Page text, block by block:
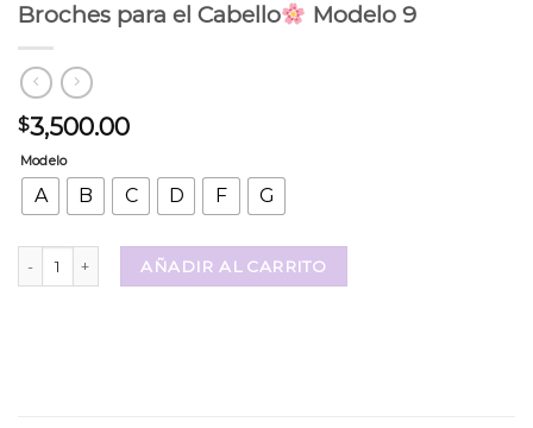
Broches para el Cabello Modelo 9
$3,500.00
Modelo
A B C D F G
Broches para el Cabello Modelo 9 cantidad
AÑADIR AL CARRITO